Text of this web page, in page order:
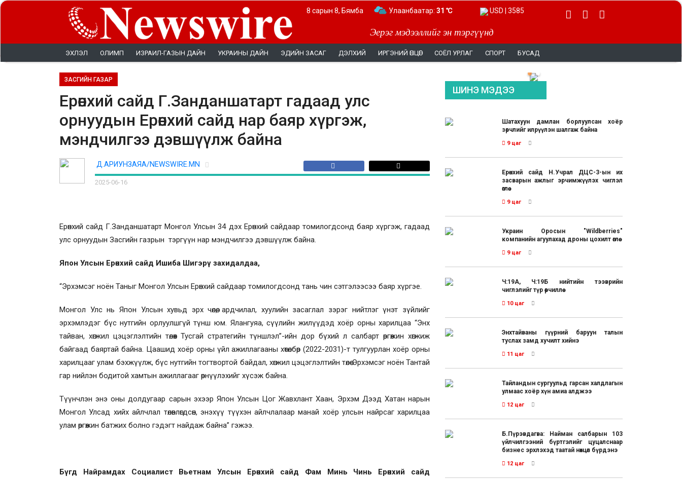
Эерэг мэдээллийг эн тэргүүнд
8 сарын 8, Бямба Улаанбаатар: 31 ℃ USD | 3585
ЭХЛЭЛ ОЛИМП ИЗРАИЛ-ГАЗЫН ДАЙН УКРАИНЫ ДАЙН ЭДИЙН ЗАСАГ ДЭЛХИЙ ИРГЭНИЙ ӨНЦӨГ СОЁЛ УРЛАГ СПОРТ БУСАД
ЗАСГИЙН ГАЗАР
Ерөнхий сайд Г.Занданшатарт гадаад улс
орнуудын Ерөнхий сайд нар баяр хүргэж,
мэндчилгээ дэвшүүлж байна
Д.АРИУНЗАЯА/NEWSWIRE.MN
2025-06-16
Ерөнхий сайд Г.Занданшатарт Монгол Улсын 34 дэх Ерөнхий сайдаар томилогдсонд баяр хүргэж, гадаад
улс орнуудын Засгийн газрын тэргүүн нар мэндчилгээ дэвшүүлж байна.
Япон Улсын Ерөнхий сайд Ишиба Шигэрү захидалдаа,
“Эрхэмсэг ноён Таныг Монгол Улсын Ерөнхий сайдаар томилогдсонд тань чин сэтгэлээсээ баяр хүргэе.
Монгол Улс нь Япон Улсын хувьд эрх чөлөө, ардчилал, хуулийн засаглал зэрэг нийтлэг үнэт зүйлийг
эрхэмлэдэг бүс нутгийн орлуулшгүй түнш юм. Ялангуяа, сүүлийн жилүүдэд хоёр орны харилцаа “Энх
тайван, хөгжил цэцэглэлтийн төлөөх Тусгай стратегийн түншлэл”-ийн дор бүхий л салбарт өргөжин хөгжиж
байгаад баяртай байна. Цаашид хоёр орны үйл ажиллагааны хөтөлбөр (2022-2031)-т тулгуурлан хоёр орны
харилцааг улам бэхжүүлж, бүс нутгийн тогтвортой байдал, хөгжил цэцэглэлтийн төлөө Эрхэмсэг ноён Тантай
гар нийлэн бодитой хамтын ажиллагааг өрнүүлэхийг хүсэж байна.
Түүнчлэн энэ оны долдугаар сарын эхээр Япон Улсын Цог Жавхлант Хаан, Эрхэм Дээд Хатан нарын
Монгол Улсад хийх айлчлал төлөвлөгдсөн, энэхүү түүхэн айлчлалаар манай хоёр улсын найрсаг харилцаа
улам өргөжин батжих болно гэдэгт найдаж байна” гэжээ.
Бүгд Найрамдах Социалист Вьетнам Улсын Ерөнхий сайд Фам Минь Чинь Ерөнхий сайд
ШИНЭ МЭДЭЭ
Шатахуун дамлан борлуулсан хоёр
зөрчлийг илрүүлэн шалгаж байна
9 цаг
Ерөнхий сайд Н.Учрал ДЦС-3-ын их
засварын ажлыг эрчимжүүлэх чиглэл
өглөө
9 цаг
Украин Оросын "Wildberries"
компанийн агуулахад дроны цохилт өглөө
9 цаг
Ч:19А, Ч:19Б нийтийн тээврийн
чиглэлийг түр өөрчиллөө
10 цаг
Энхтайваны гүүрний баруун талын
туслах замд хучилт хийнэ
11 цаг
Тайландын сургуульд гарсан халдлагын
улмаас хоёр хүн амиа алджээ
12 цаг
Б.Пүрэвдагва: Найман салбарын 103
үйлчилгээний бүртгэлийг цуцалснаар
бизнес эрхлэхэд таатай нөхцөл бүрдэнэ
12 цаг